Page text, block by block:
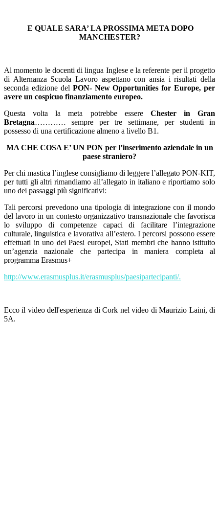
E QUALE SARA’ LA PROSSIMA META DOPO
MANCHESTER?
Al momento le docenti di lingua Inglese e la referente per il progetto
di Alternanza Scuola Lavoro aspettano con ansia i risultati della
seconda edizione del PON- New Opportunities for Europe, per
avere un cospicuo finanziamento europeo.
Questa volta la meta potrebbe essere Chester in Gran
Bretagna………… sempre per tre settimane, per studenti in
possesso di una certificazione almeno a livello B1.
MA CHE COSA E’ UN PON per l’inserimento aziendale in un
paese straniero?
Per chi mastica l’inglese consigliamo di leggere l’allegato PON-KIT,
per tutti gli altri rimandiamo all’allegato in italiano e riportiamo solo
uno dei passaggi più significativi:
Tali percorsi prevedono una tipologia di integrazione con il mondo
del lavoro in un contesto organizzativo transnazionale che favorisca
lo sviluppo di competenze capaci di facilitare l’integrazione
culturale, linguistica e lavorativa all’estero. I percorsi possono essere
effettuati in uno dei Paesi europei, Stati membri che hanno istituito
un’agenzia nazionale che partecipa in maniera completa al
programma Erasmus+
http://www.erasmusplus.it/erasmusplus/paesipartecipanti/.
Ecco il video dell'esperienza di Cork nel video di Maurizio Laini, di
5A.